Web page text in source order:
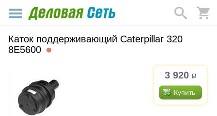
Каток поддерживающий Caterpillar 320
8E5600
3 920 р.
Купить